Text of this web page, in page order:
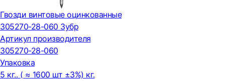
Гвозди винтовые оцинкованные
305270-28-060 Зубр
Артикул производителя
305270-28-060
Упаковка
5 кг.. ( ≈ 1600 шт ±3%) кг.